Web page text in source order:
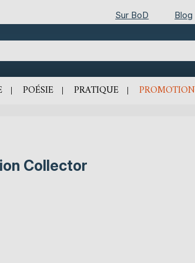
Sur BoD Blog
POÉSIE PRATIQUE
Collector